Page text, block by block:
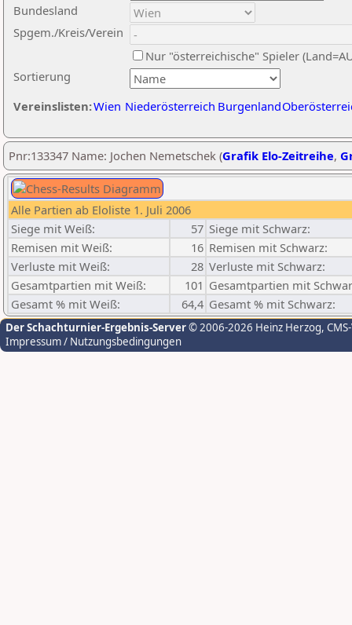
Sortierung
Bundesland
Spgem./Kreis/Verein
Nur "österreichische" Spieler
Vereinslisten:Wien Niederösterreich Burgenland
Pnr:133347 Name: Jochen Nemetschek (Grafik Elo-Zeitreihe,
Alle Partien ab Eloliste 1. Juli 2006
Siege mit Weiß:
57 Siege mit Schwarz:
Remisen mit Weiß:
16 Remisen mit Schwarz:
Verluste mit Weiß:
28 Verluste mit Schwarz:
Gesamtpartien mit Weiß:
101 Gesamtpartien mit
Gesamt % mit Weiß:
64,4 Gesamt % mit Schwarz:
Der Schachturnier-Ergebnis-Server© 2006-2026 Heinz Herzog,
Impressum / Nutzungsbedingungen